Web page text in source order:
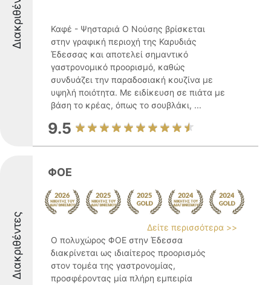
Διακριθέντες
Καφέ - Ψησταριά Ο Νούσης βρίσκεται
στην γραφική περιοχή της Καρυδιάς
Έδεσσας και αποτελεί σημαντικό
γαστρονομικό προορισμό, καθώς
συνδυάζει την παραδοσιακή κουζίνα με
υψηλή ποιότητα. Με ειδίκευση σε πιάτα με
βάση το κρέας, όπως το σουβλάκι, ...
9.5
Διακριθέντες
ΦΟΕ
Δείτε περισσότερα >>
Ο πολυχώρος ΦΟΕ στην Έδεσσα
διακρίνεται ως ιδιαίτερος προορισμός
στον τομέα της γαστρονομίας,
προσφέροντας μία πλήρη εμπειρία